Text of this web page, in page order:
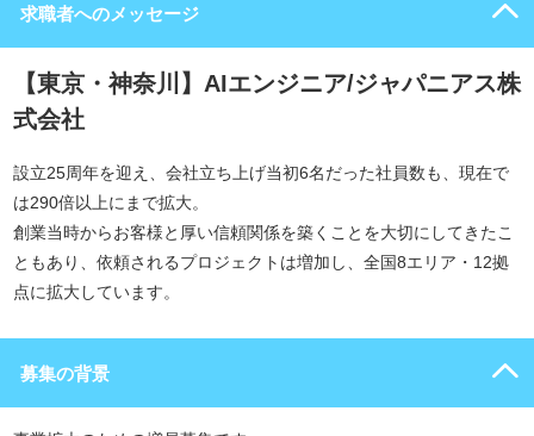
求職者へのメッセージ
【東京・神奈川】AIエンジニア/ジャパニアス株
式会社
設立25周年を迎え、会社立ち上げ当初6名だった社員数も、現在で
は290倍以上にまで拡大。
創業当時からお客様と厚い信頼関係を築くことを大切にしてきたこ
ともあり、依頼されるプロジェクトは増加し、全国8エリア・12拠
点に拡大しています。
募集の背景